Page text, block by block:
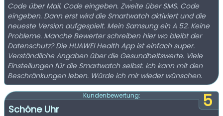
Code über Mail. Code eingeben. Zweite über SMS. Code
eingeben. Dann erst wird die Smartwatch aktiviert und die
neueste Version aufgespielt. Mein Samsung ein A 52. Keine
Probleme. Manche Bewerter schreiben hier wo bleibt der
Datenschutz? Die HUAWEI Health App ist einfach super.
Verständliche Angaben über die Gesundheitswerte. Viele
Einstellungen für die Smartwatch selbst. Ich kann mit den
Beschränkungen leben. Würde ich mir wieder wünschen.
5
Kundenbewertung:
Schöne Uhr